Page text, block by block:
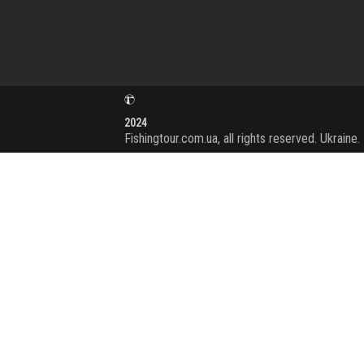
2024
Fishingtour.com.ua, all rights reserved. Ukraine.